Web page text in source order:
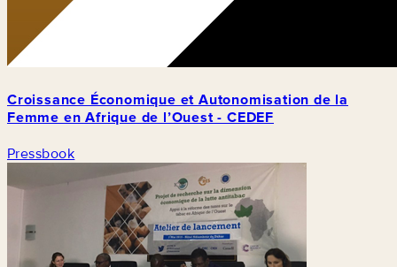
Croissance Économique et Autonomisation de la
Femme en Afrique de l’Ouest - CEDEF
Pressbook